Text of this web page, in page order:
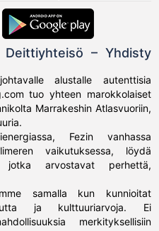
Deittiyhteisö – Yhdisty
alustalle autenttisia
tuo yhteen marokkolaiset
Marrakeshin Atlasvuoriin,
Fezin vanhassa
vaikutuksessa, löydä
jotka arvostavat perhettä,
samalla kun kunnioitat
ja kulttuuriarvoja. Ei
merkityksellisiin